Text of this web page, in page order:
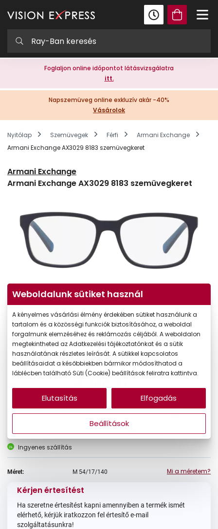
Foglaljon online időpontot látásvizsgálatra
itt.
Napszemüveg online exkluzív akár -40%
Vásárolok
Nyitólap Szemüvegek Férfi
Armani Exchange
Armani Exchange AX3029 8183 szemüvegkeret
Armani Exchange
Armani Exchange AX3029 8183 szemüvegkeret
-20%
Korábbi ár: 44.990 Ft
35.992 Ft
A feltűntetett ár a szemüvegkeretre vonatkozik.
Online megvásárolható
Jelenleg nincs készleten
Ingyenes szállítás
Méret: M 54/17/140 Mi a méretem?
Kérjen értesítést
Ha szeretne értesítést kapni amennyiben a termék ismét
elérhető, kérjük iratkozzon fel értesítő e-mail
szolgáltatásunkra!
Weboldalunk sütiket használ
A kényelmes vásárlási élmény érdekében sütiket használunk a
tartalom és a közösségi funkciók biztosításához, a weboldal
forgalmunk elemzéséhez és reklámozás céljából. A weboldalon
megtekintheted az Adatkezelési tájékoztatónkat és a sütik
használatának részletes leírását. A sütikkel kapcsolatos
beállításaidat a későbbiekben bármikor módosíthatod a
láblécben található Süti (Cookie) beállítások feliratra kattintva.
Beállítások
Elutasítás Elfogadás